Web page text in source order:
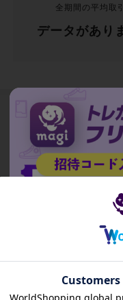
全期間の平均取
データがあり
出